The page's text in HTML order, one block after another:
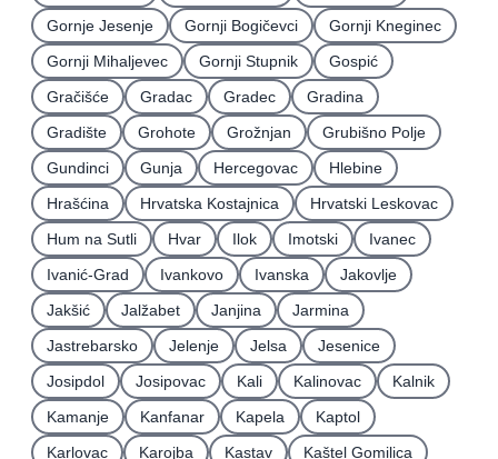
Gornje Jesenje
Gornji Bogičevci
Gornji Kneginec
Gornji Mihaljevec
Gornji Stupnik
Gospić
Gračišće
Gradac Gradec
Gradina
Gradište
Grohote Grožnjan
Grubišno Polje
Gundinci
Gunja Hercegovac
Hlebine
Hrašćina
Hrvatska Kostajnica
Hrvatski Leskovac
Hum na Sutli
Hvar Ilok Imotski
Ivanec
Ivanić-Grad
Ivankovo Ivanska
Jakovlje
Jakšić
Jalžabet Janjina
Jarmina
Jastrebarsko
Jelenje Jelsa
Jesenice
Josipdol
Josipovac Kali Kalinovac
Kalnik
Kamanje
Kanfanar Kapela
Kaptol
Karlovac
Karojba Kastav Kaštel Gomilica